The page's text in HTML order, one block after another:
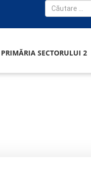
PRIMĂRIA SECTORULUI 2